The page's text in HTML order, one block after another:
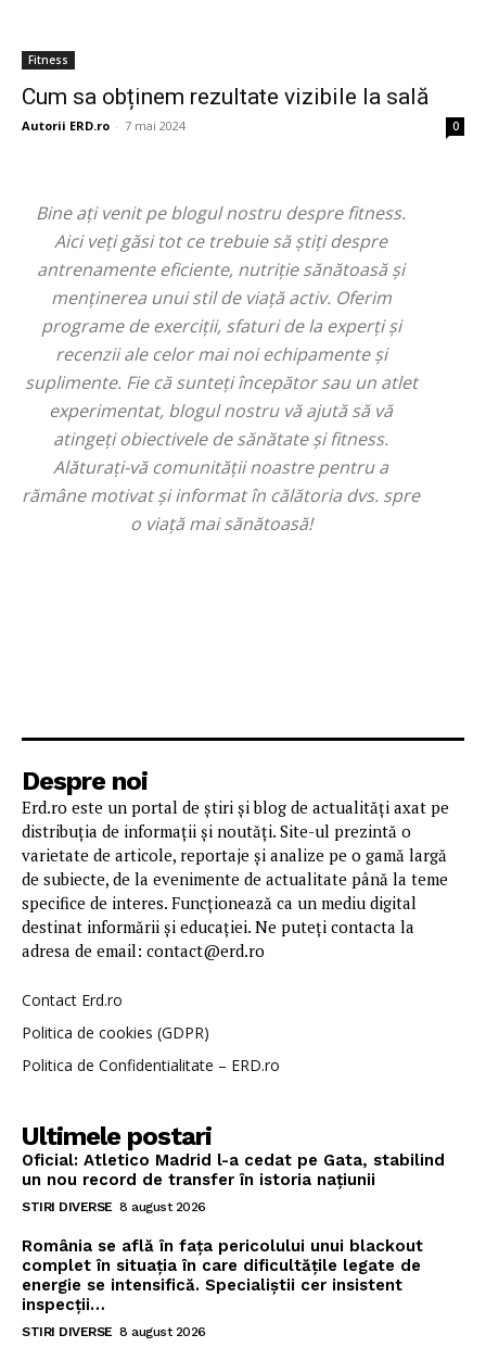
Fitness
Cum sa obținem rezultate vizibile la sală
Autorii ERD.ro - 7 mai 2024 0
Bine ați venit pe blogul nostru despre fitness.
Aici veți găsi tot ce trebuie să știți despre
antrenamente eficiente, nutriție sănătoasă și
menținerea unui stil de viață activ. Oferim
programe de exerciții, sfaturi de la experți și
recenzii ale celor mai noi echipamente și
suplimente. Fie că sunteți începător sau un atlet
experimentat, blogul nostru vă ajută să vă
atingeți obiectivele de sănătate și fitness.
Alăturați-vă comunității noastre pentru a
rămâne motivat și informat în călătoria dvs. spre
o viață mai sănătoasă!
Despre noi
Erd.ro este un portal de știri și blog de actualități axat pe
distribuția de informații și noutăți. Site-ul prezintă o
varietate de articole, reportaje și analize pe o gamă largă
de subiecte, de la evenimente de actualitate până la teme
specifice de interes. Funcționează ca un mediu digital
destinat informării și educației. Ne puteți contacta la
adresa de email: contact@erd.ro
Contact Erd.ro
Politica de cookies (GDPR)
Politica de Confidentialitate – ERD.ro
Ultimele postari
Oficial: Atletico Madrid l-a cedat pe Gata, stabilind
un nou record de transfer în istoria națiunii
STIRI DIVERSE 8 august 2026
România se află în fața pericolului unui blackout
complet în situația în care dificultățile legate de
energie se intensifică. Specialiștii cer insistent
inspecții…
STIRI DIVERSE 8 august 2026